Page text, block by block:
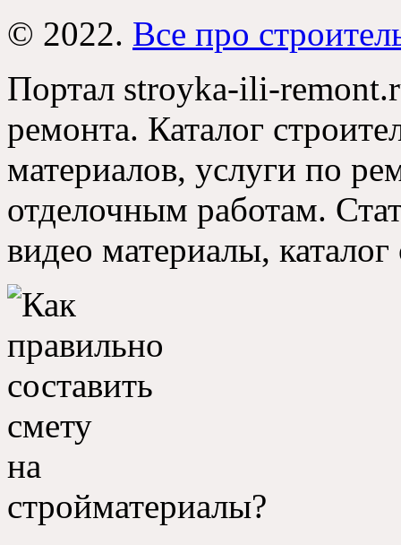
© 2022. Все про
Портал stroyka-ili-
ремонта. Каталог
материалов, услуги по
отделочным работам.
видео материалы,